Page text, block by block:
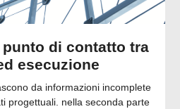
punto di contatto tra
esecuzione
da informazioni incomplete
progettuali. nella seconda parte